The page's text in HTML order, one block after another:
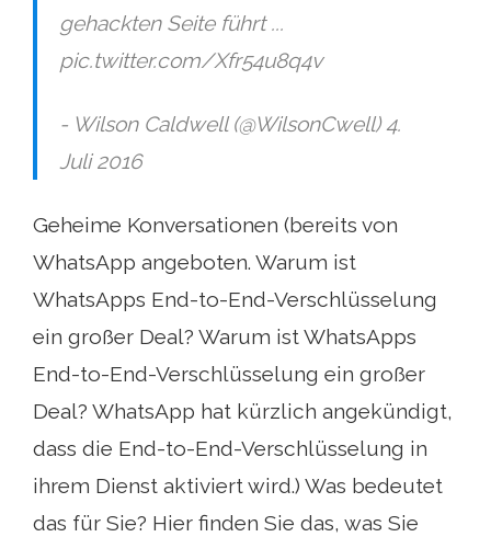
gehackten Seite führt ...
pic.twitter.com/Xfr54u8q4v
- Wilson Caldwell (@WilsonCwell) 4.
Juli 2016
Geheime Konversationen (bereits von
WhatsApp angeboten. Warum ist
WhatsApps End-to-End-Verschlüsselung
ein großer Deal? Warum ist WhatsApps
End-to-End-Verschlüsselung ein großer
Deal? WhatsApp hat kürzlich angekündigt,
dass die End-to-End-Verschlüsselung in
ihrem Dienst aktiviert wird.) Was bedeutet
das für Sie? Hier finden Sie das, was Sie